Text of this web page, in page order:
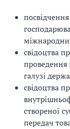
свідоцтва
проведення
галузі
свідоцтва
створеної
передач